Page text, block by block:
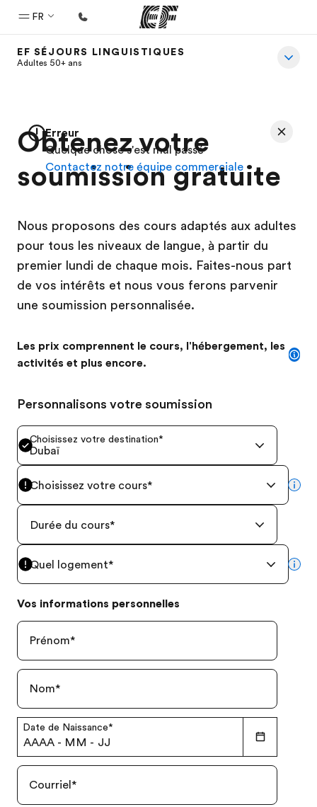
FR
Accueil
Nos offres
Bureaux
A propos de nous
Qui sommes-nous ?
EF recrute
EF SÉJOURS LINGUISTIQUES
Adultes 50+ ans
Obtenez votre
soumission gratuite
Nous proposons des cours adaptés aux adultes
pour tous les niveaux de langue, à partir du
premier lundi de chaque mois. Faites-nous part
de vos intérêts et nous vous ferons parvenir
une soumission personnalisée.
Les prix comprennent le cours, l'hébergement, les
activités et plus encore.
Personnalisons votre soumission
Choisissez votre destination*
Dubaï
Choisissez votre cours*
Durée du cours*
Quel logement*
Vos informations personnelles
Prénom*
Nom*
Date de Naissance*
AAAA - MM - JJ
Courriel *
Erreur
Quelque chose s'est mal passé
Contactez notre équipe commerciale